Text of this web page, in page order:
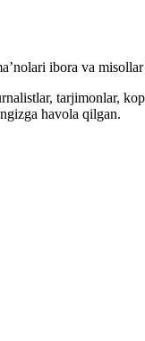
ibora va
tarjimonlar,
havola qilgan.